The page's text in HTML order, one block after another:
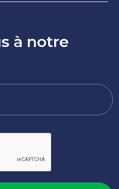
à notre